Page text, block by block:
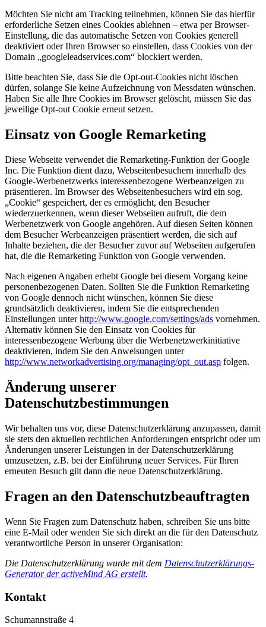
Möchten Sie nicht am Tracking teilnehmen, können Sie das hierfür
erforderliche Setzen eines Cookies ablehnen – etwa per Browser-
Einstellung, die das automatische Setzen von Cookies generell
deaktiviert oder Ihren Browser so einstellen, dass Cookies von der
Domain „googleleadservices.com“ blockiert werden.
Bitte beachten Sie, dass Sie die Opt-out-Cookies nicht löschen
dürfen, solange Sie keine Aufzeichnung von Messdaten wünschen.
Haben Sie alle Ihre Cookies im Browser gelöscht, müssen Sie das
jeweilige Opt-out Cookie erneut setzen.
Einsatz von Google Remarketing
Diese Webseite verwendet die Remarketing-Funktion der Google
Inc. Die Funktion dient dazu, Webseitenbesuchern innerhalb des
Google-Werbenetzwerks interessenbezogene Werbeanzeigen zu
präsentieren. Im Browser des Webseitenbesuchers wird ein sog.
„Cookie“ gespeichert, der es ermöglicht, den Besucher
wiederzuerkennen, wenn dieser Webseiten aufruft, die dem
Werbenetzwerk von Google angehören. Auf diesen Seiten können
dem Besucher Werbeanzeigen präsentiert werden, die sich auf
Inhalte beziehen, die der Besucher zuvor auf Webseiten aufgerufen
hat, die die Remarketing Funktion von Google verwenden.
Nach eigenen Angaben erhebt Google bei diesem Vorgang keine
personenbezogenen Daten. Sollten Sie die Funktion Remarketing
von Google dennoch nicht wünschen, können Sie diese
grundsätzlich deaktivieren, indem Sie die entsprechenden
Einstellungen unterhttp://www.google.com/settings/ads vornehmen.
Alternativ können Sie den Einsatz von Cookies für
interessenbezogene Werbung über die Werbenetzwerkinitiative
deaktivieren, indem Sie den Anweisungen unter
http://www.networkadvertising.org/managing/opt_out.asp folgen.
Änderung unserer
Datenschutzbestimmungen
Wir behalten uns vor, diese Datenschutzerklärung anzupassen, damit
sie stets den aktuellen rechtlichen Anforderungen entspricht oder um
Änderungen unserer Leistungen in der Datenschutzerklärung
umzusetzen, z.B. bei der Einführung neuer Services. Für Ihren
erneuten Besuch gilt dann die neue Datenschutzerklärung.
Fragen an den Datenschutzbeauftragten
Wenn Sie Fragen zum Datenschutz haben, schreiben Sie uns bitte
eine E-Mail oder wenden Sie sich direkt an die für den Datenschutz
verantwortliche Person in unserer Organisation:
Die Datenschutzerklärung wurde mit dem Datenschutzerklärungs-
Generator der activeMind AG erstellt.
Kontakt
Schumannstraße 4